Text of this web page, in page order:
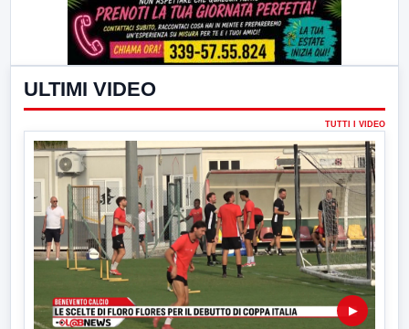
ULTIMI VIDEO
TUTTI I VIDEO
▶